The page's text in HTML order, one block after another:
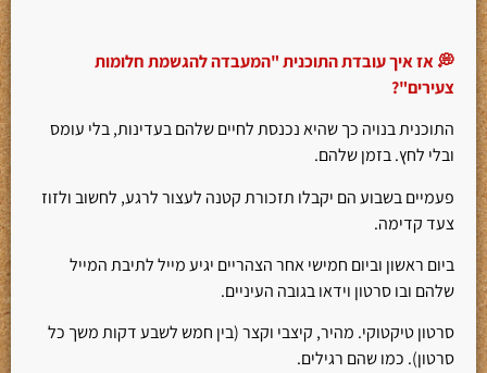
💭 אז איך עובדת התוכנית "המעבדה להגשמת חלומות
צעירים"?
התוכנית בנויה כך שהיא נכנסת לחיים שלהם בעדינות, בלי עומס
ובלי לחץ. בזמן שלהם.
פעמיים בשבוע הם יקבלו תזכורת קטנה לעצור לרגע, לחשוב ולזוז
צעד קדימה.
ביום ראשון וביום חמישי אחר הצהריים יגיע מייל לתיבת המייל
שלהם ובו סרטון וידאו בגובה העיניים.
סרטון טיקטוקי. מהיר, קיצבי וקצר (בין חמש לשבע דקות משך כל
סרטון). כמו שהם רגילים.